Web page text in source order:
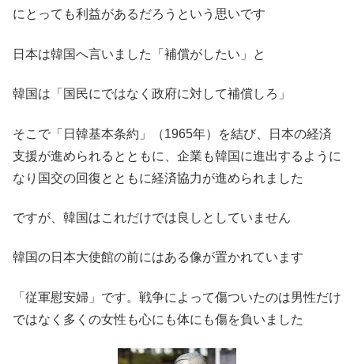
にとっても利益があるだろうという思いです
日本は韓国へ言いました「補償がしたい」と
韓国は「国民にではなく政府に対して補償しろ」
そこで「日韓基本条約」（1965年）を結び、日本の経済
支援が進められるとともに、企業も韓国に進出するように
なり国交の回復とともに経済協力が進められました
ですが、韓国はこれだけでは良しとしていません
韓国の日本大使館の前にはある像が置かれています
「従軍慰安婦」です。戦争によって傷ついたのは男性だけ
ではなく多くの女性も心にも体にも傷を負いました